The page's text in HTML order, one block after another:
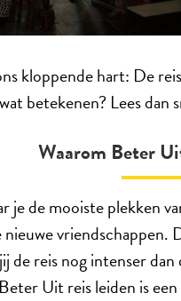
kloppende hart: De
betekenen? Lees dan
Waarom Beter
je de mooiste plekken
nieuwe
de reis nog intenser
Uit reis leiden is